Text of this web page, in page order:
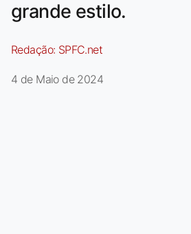
grande estilo.
Redação: SPFC.net
4 de Maio de 2024